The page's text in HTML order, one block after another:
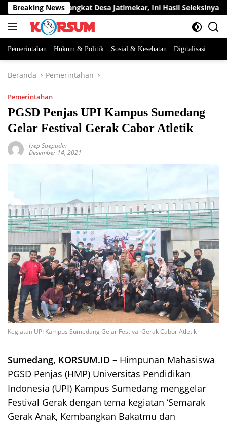
Langsung
ke
konten
Breaking News
Jabatan Perangkat Desa Jatimekar, Ini Hasil Seleksinya
Pemerintahan Hukum & Politik Sosial & Kesehatan Digitalisasi
Beranda Pemerintahan
Pemerintahan
PGSD Penjas UPI Kampus Sumedang
Gelar Festival Gerak Cabor Atletik
Iyep Saepudin
Desember 14, 2021
Kegiatan UPI Kampus Sumedang Gelar Festival Gerak Cabor Atletik
Sumedang, KORSUM.ID – Himpunan Mahasiswa
PGSD Penjas (HMP) Universitas Pendidikan
Indonesia (UPI) Kampus Sumedang menggelar
Festival Gerak dengan tema kegiatan ‘Semarak
Gerak Anak, Kembangkan Bakatmu dan